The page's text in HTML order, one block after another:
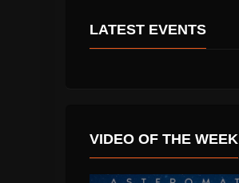
LATEST EVENTS
VIDEO OF THE WEEK